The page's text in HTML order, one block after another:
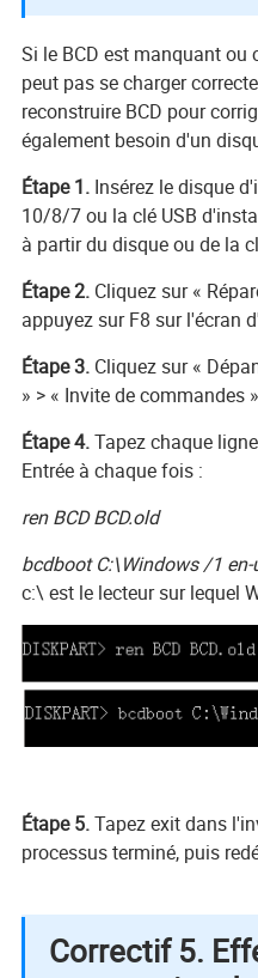
Si le BCD est manquant
peut pas se charger
reconstruire BCD pour
également besoin d'un
Étape 1.Insérez le disque
10/8/7 ou la clé USB
à partir du disque ou de la
Étape 2.Cliquez sur «
appuyez sur F8 sur l'écran
Étape 3.Cliquez sur «
» > « Invite de commandes
Étape 4.Tapez chaque
Entrée à chaque fois :
ren BCD BCD.old
bcdboot C:\Windows /1
c:\ est le lecteur sur lequel
Étape 5.Tapez exit dans
processus terminé, puis
Correctif 5.